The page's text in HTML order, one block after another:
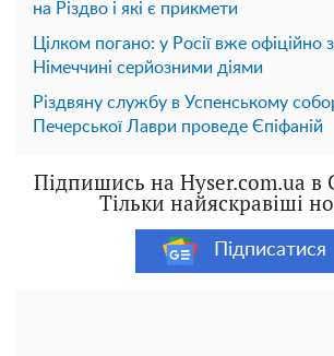
на Різдво і які є прикмети
Цілком погано: у Росії вже
Німеччині серйозними діями
Різдвяну службу в Успенському
Печерської Лаври проведе Єпіфаній
Підпишись на Hyser.com.ua в
Тільки найяскравіші
Підписатися